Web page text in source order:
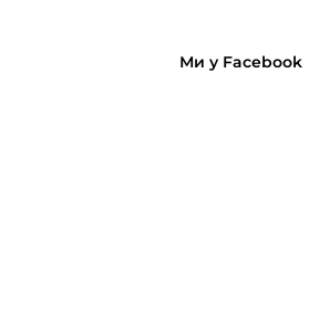
Ми у Facebook